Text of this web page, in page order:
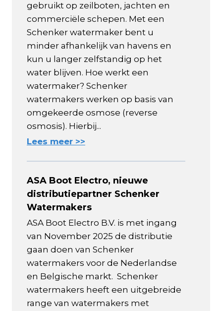
gebruikt op zeilboten, jachten en
commerciële schepen. Met een
Schenker watermaker bent u
minder afhankelijk van havens en
kun u langer zelfstandig op het
water blijven. Hoe werkt een
watermaker? Schenker
watermakers werken op basis van
omgekeerde osmose (reverse
osmosis). Hierbij...
Lees meer >>
ASA Boot Electro, nieuwe
distributiepartner Schenker
Watermakers
ASA Boot Electro B.V. is met ingang
van November 2025 de distributie
gaan doen van Schenker
watermakers voor de Nederlandse
en Belgische markt. Schenker
watermakers heeft een uitgebreide
range van watermakers met